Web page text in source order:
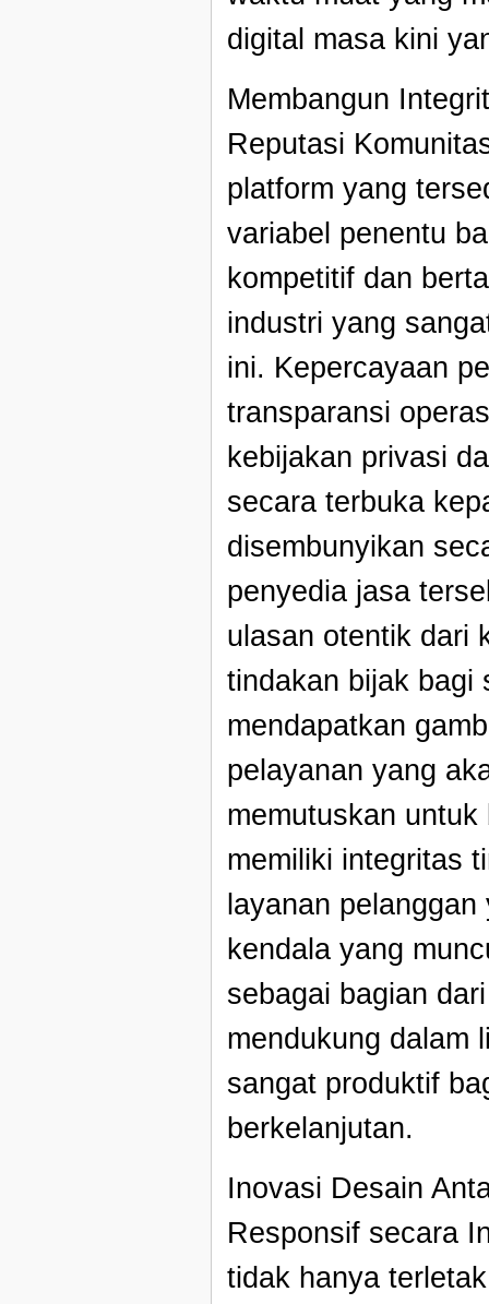
digital masa kini
Membangun
Reputasi
platform yang
variabel penentu
kompetitif dan
industri yang
ini. Kepercayaan
transparansi
kebijakan privasi
secara terbuka
disembunyikan
penyedia jasa
ulasan otentik dari
tindakan bijak bagi
mendapatkan
pelayanan yang
memutuskan
memiliki integritas
layanan
kendala yang
sebagai bagian
mendukung dalam
sangat produktif
berkelanjutan.
Inovasi Desain
Responsif secara
tidak hanya